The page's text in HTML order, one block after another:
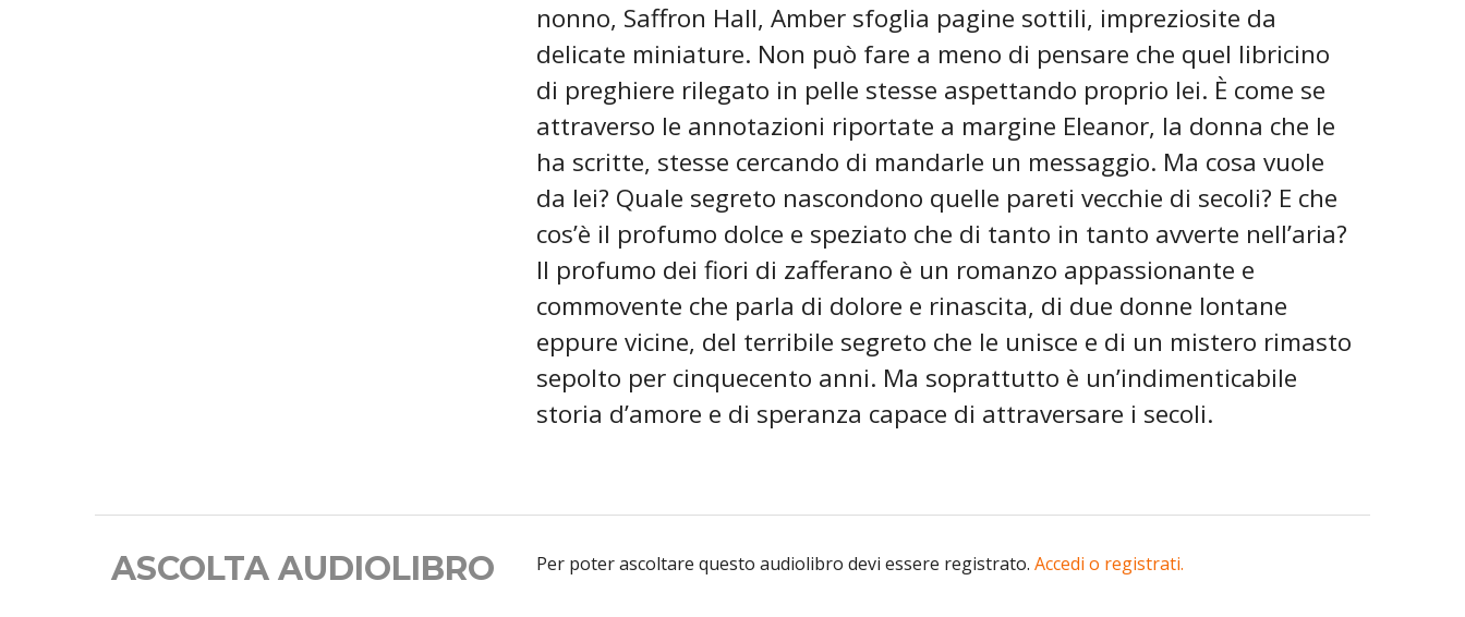
nonno, Saffron Hall, Amber sfoglia pagine sottili, impreziosite da
delicate miniature. Non può fare a meno di pensare che quel libricino
di preghiere rilegato in pelle stesse aspettando proprio lei. È come se
attraverso le annotazioni riportate a margine Eleanor, la donna che le
ha scritte, stesse cercando di mandarle un messaggio. Ma cosa vuole
da lei? Quale segreto nascondono quelle pareti vecchie di secoli? E che
cos’è il profumo dolce e speziato che di tanto in tanto avverte nell’aria?
Il profumo dei fiori di zafferano è un romanzo appassionante e
commovente che parla di dolore e rinascita, di due donne lontane
eppure vicine, del terribile segreto che le unisce e di un mistero rimasto
sepolto per cinquecento anni. Ma soprattutto è un’indimenticabile
storia d’amore e di speranza capace di attraversare i secoli.
ASCOLTA AUDIOLIBRO Per poter ascoltare questo audiolibro devi essere registrato. Accedi o registrati.